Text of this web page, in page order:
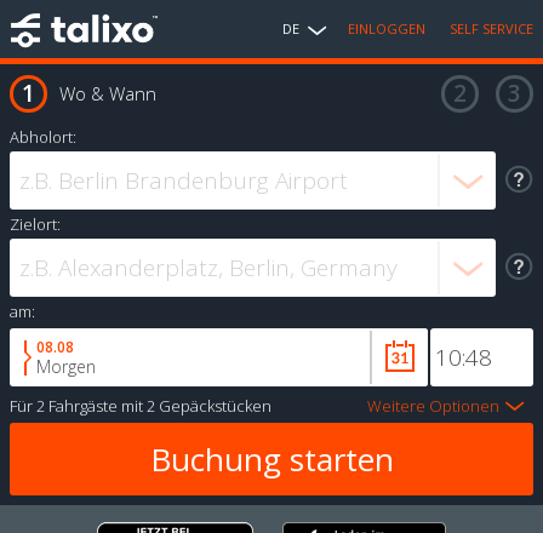
DE EINLOGGEN SELF SERVICE
Wo & Wann
Abholort:
Zielort:
am:
08.08
Morgen
Für2 Fahrgäste mit2 Gepäckstücken Weitere Optionen